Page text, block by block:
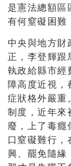
是憲法總額
有何窒礙困難
中央與地方財
正，李登輝跟
執政給縣市經
障高度近視，
症狀格外嚴重
制度，近年來
廢，上了毒癮
口窒礙難行
興、罷免隨緣